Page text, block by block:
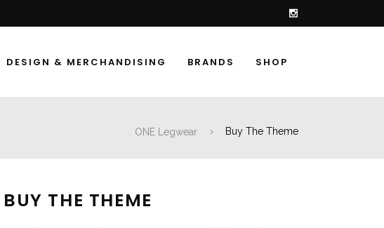
DESIGN & MERCHANDISING BRANDS SHOP
ONE Legwear Buy The Theme
BUY THE THEME